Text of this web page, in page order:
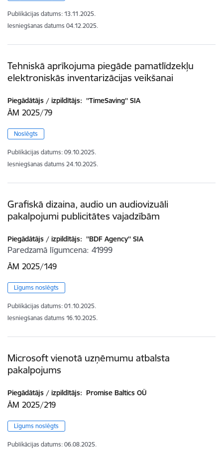
Publikācijas datums: 13.11.2025.
Iesniegšanas datums 04.12.2025.
Tehniskā aprīkojuma piegāde pamatlīdzekļu
elektroniskās inventarizācijas veikšanai
Piegādātājs / izpildītājs: ''TimeSaving'' SIA
ĀM 2025/79
Noslēgts
Publikācijas datums: 09.10.2025.
Iesniegšanas datums 24.10.2025.
Grafiskā dizaina, audio un audiovizuāli
pakalpojumi publicitātes vajadzībām
Piegādātājs / izpildītājs: ''BDF Agency'' SIA
Paredzamā līgumcena 41999
ĀM 2025/149
Līgums noslēgts
Publikācijas datums: 01.10.2025.
Iesniegšanas datums 16.10.2025.
Microsoft vienotā uzņēmumu atbalsta
pakalpojums
Piegādātājs / izpildītājs: Promise Baltics OÜ
ĀM 2025/219
Līgums noslēgts
Publikācijas datums: 06.08.2025.